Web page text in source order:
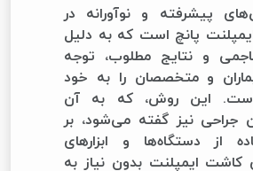
پیشرفته و نوآورانه در
پانچ است که به دلیل
و نتایج مطلوب، توجه
و متخصصان را به خود
این روش، که به آن
جراحی نیز گفته می‌شود، بر
از دستگاه‌ها و ابزارهای
کاشت ایمپلنت بدون نیاز به